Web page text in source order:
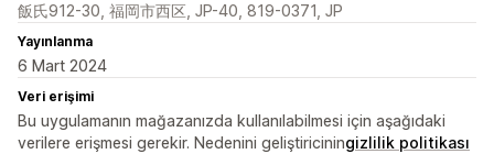
飯氏912-30, 福岡市西区, JP-40, 819-0371, JP
Yayınlanma
6 Mart 2024
Veri erişimi
Bu uygulamanın mağazanızda kullanılabilmesi için aşağıdaki
verilere erişmesi gerekir. Nedenini geliştiriciningizlilik politikası